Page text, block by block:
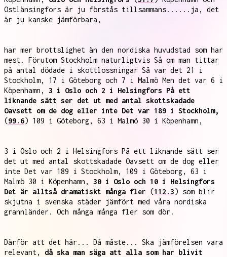
Ostlänsingfors är ju förstås tillsammans......ja, det
är ju kanske jämförbara,
har mer brottslighet än den nordiska huvudstad som har
mest. Förutom Stockholm naturligtvis Så om man tittar
på antal dödade i skottlossningar Så var det 21 i
Stockholm, 17 i Göteborg och 7 i Malmö Men det var 6 i
Köpenhamn, 3 i Oslo och 2 i Helsingfors På ett
liknande sätt ser det ut med antal skottskadade
Oavsett om de dog eller inte Det var 189 i Stockholm,
(99.6) 109 i Göteborg, 63 i Malmö 30 i Köpenhamn,
3 i Oslo och 2 i Helsingfors På ett liknande sätt ser
det ut med antal skottskadade Oavsett om de dog eller
inte Det var 189 i Stockholm, 109 i Göteborg, 63 i
Malmö 30 i Köpenhamn, 30 i Oslo och 10 i Helsingfors
Det är alltså dramatiskt många fler (112.3) som blir
skjutna i svenska städer jämfört med våra nordiska
grannländer. Och många många fler som dör.
Därför att det här... Då måste... Ska jämförelsen vara
relevant, då ska man säga att alla som har blivit